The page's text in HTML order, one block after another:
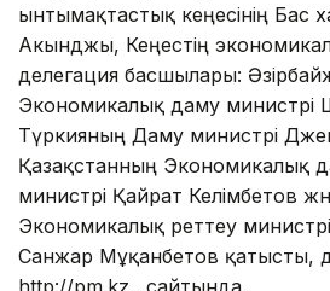
ынтымақтастық кеңесінің Бас
Акынджы, Кеңестің
делегация басшылары:
Экономикалық даму министрі
Түркияның Даму министрі
Қазақстанның Экономикалық
министрі Қайрат Келімбетов
Экономикалық реттеу
Санжар Мұқанбетов қатысты,
http://pm.kz . сайтында.